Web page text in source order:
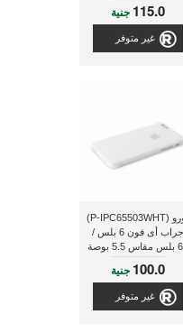
115.0 جنية
غير متوفر
بورو (P-IPC65503WHT)
جراب أى فون 6 بلس /
6s بلس مقاس 5.5 بوصة
+ طبقة حماية للشاشة -
أبيض
100.0 جنية
غير متوفر